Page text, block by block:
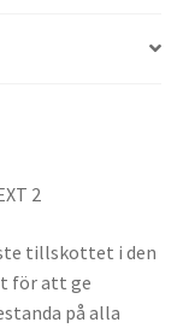
2
tillskottet i den
för att ge
på alla